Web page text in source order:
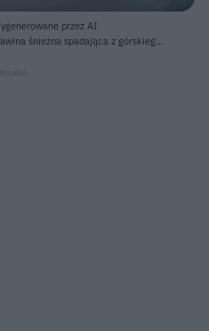
przez AI
śnieżna spadająca z górskiego
góry, tworząc teksturę złożoną